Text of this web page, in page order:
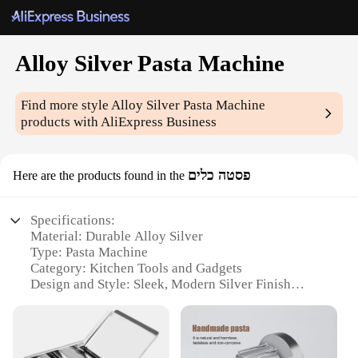
Alloy Silver Pasta Machine
Find more styleAlloy Silver Pasta Machine
products with AliExpress Business
Here are the products found in the פסטה כלים
Specifications:
Material: Durable Alloy Silver
Type: Pasta Machine
Category: Kitchen Tools and Gadgets
Design and Style: Sleek, Modern Silver Finish
Performance and Property: Efficient, Sturdy
Construction
Parts and Accessories: Comes with Attachments for